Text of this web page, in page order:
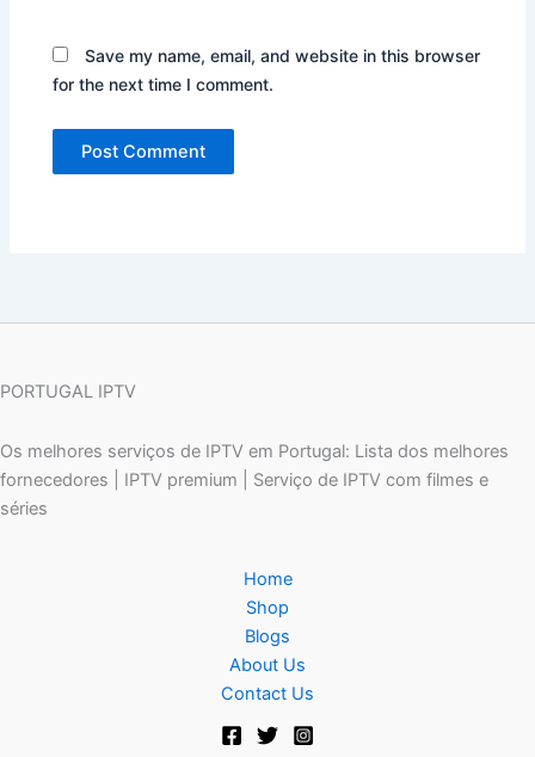
Save my name, email, and website in this browser
for the next time I comment.
PORTUGAL IPTV
Os melhores serviços de IPTV em Portugal: Lista dos melhores
fornecedores | IPTV premium | Serviço de IPTV com filmes e
séries
Home
Shop
Blogs
About Us
Contact Us